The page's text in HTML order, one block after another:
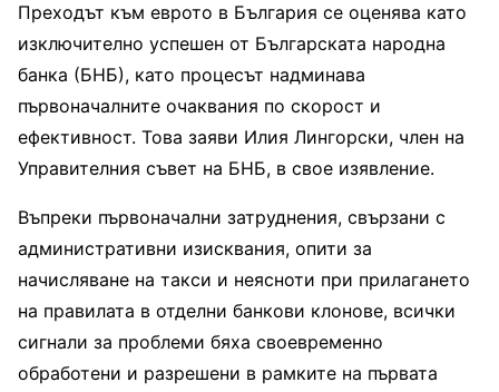
Преходът към еврото в България се оценява като
изключително успешен от Българската народна
банка (БНБ), като процесът надминава
първоначалните очаквания по скорост и
ефективност. Това заяви Илия Лингорски, член на
Управителния съвет на БНБ, в свое изявление.
Въпреки първоначални затруднения, свързани с
административни изисквания, опити за
начисляване на такси и неясноти при прилагането
на правилата в отделни банкови клонове, всички
сигнали за проблеми бяха своевременно
обработени и разрешени в рамките на първата